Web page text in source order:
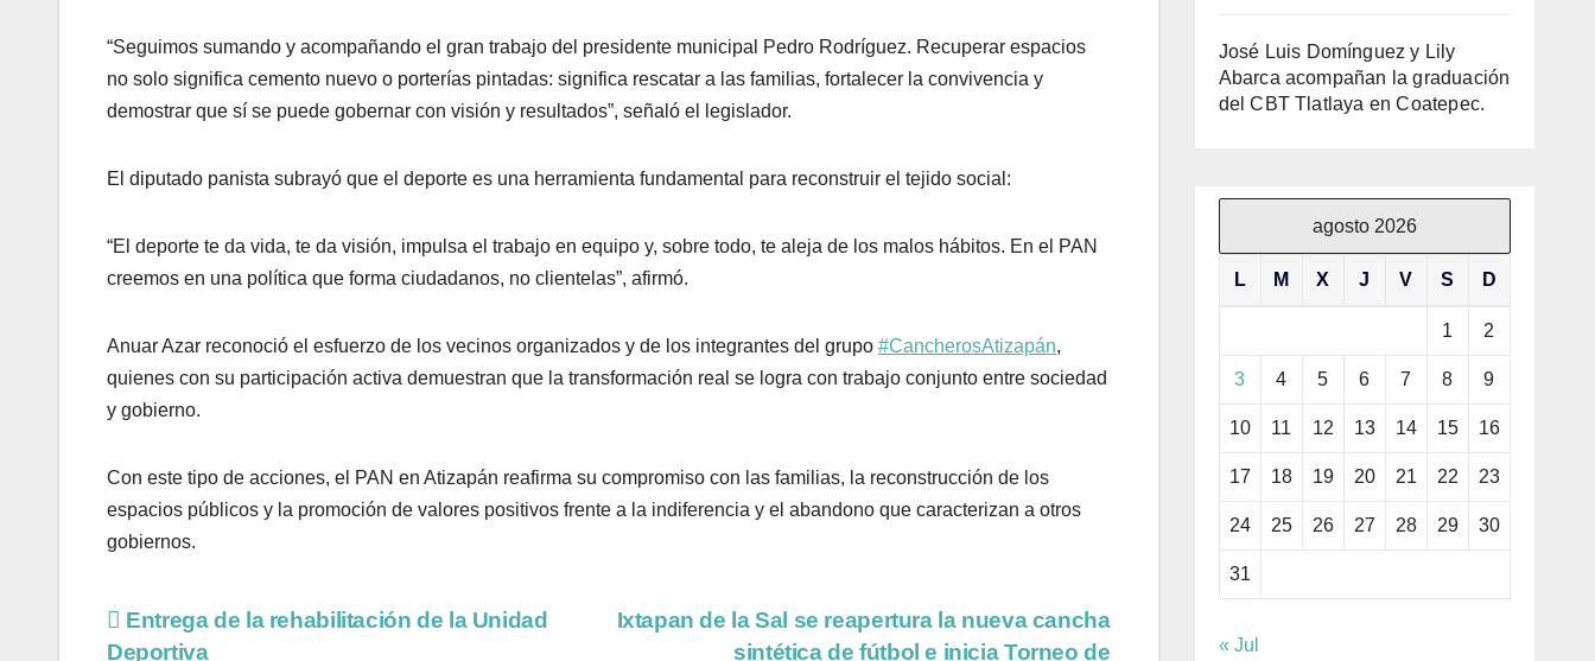
“Seguimos sumando y acompañando el gran trabajo del presidente municipal Pedro Rodríguez. Recuperar espacios
no solo significa cemento nuevo o porterías pintadas: significa rescatar a las familias, fortalecer la convivencia y
demostrar que sí se puede gobernar con visión y resultados”, señaló el legislador.
El diputado panista subrayó que el deporte es una herramienta fundamental para reconstruir el tejido social:
“El deporte te da vida, te da visión, impulsa el trabajo en equipo y, sobre todo, te aleja de los malos hábitos. En el PAN
creemos en una política que forma ciudadanos, no clientelas”, afirmó.
Anuar Azar reconoció el esfuerzo de los vecinos organizados y de los integrantes del grupo #CancherosAtizapán,
quienes con su participación activa demuestran que la transformación real se logra con trabajo conjunto entre sociedad
y gobierno.
Con este tipo de acciones, el PAN en Atizapán reafirma su compromiso con las familias, la reconstrucción de los
espacios públicos y la promoción de valores positivos frente a la indiferencia y el abandono que caracterizan a otros
gobiernos.
Ixtapan de la Sal se reapertura la nueva cancha
sintética de fútbol e inicia Torneo de
Entrega de la rehabilitación de la Unidad
Deportiva
José Luis Domínguez y Lily
Abarca acompañan la graduación
del CBT Tlatlaya en Coatepec.
agosto 2026
L M X J V S D
1 2
3 4 5 6 7 8 9
10 11 12 13 14 15 16
17 18 19 20 21 22 23
24 25 26 27 28 29 30
31
« Jul